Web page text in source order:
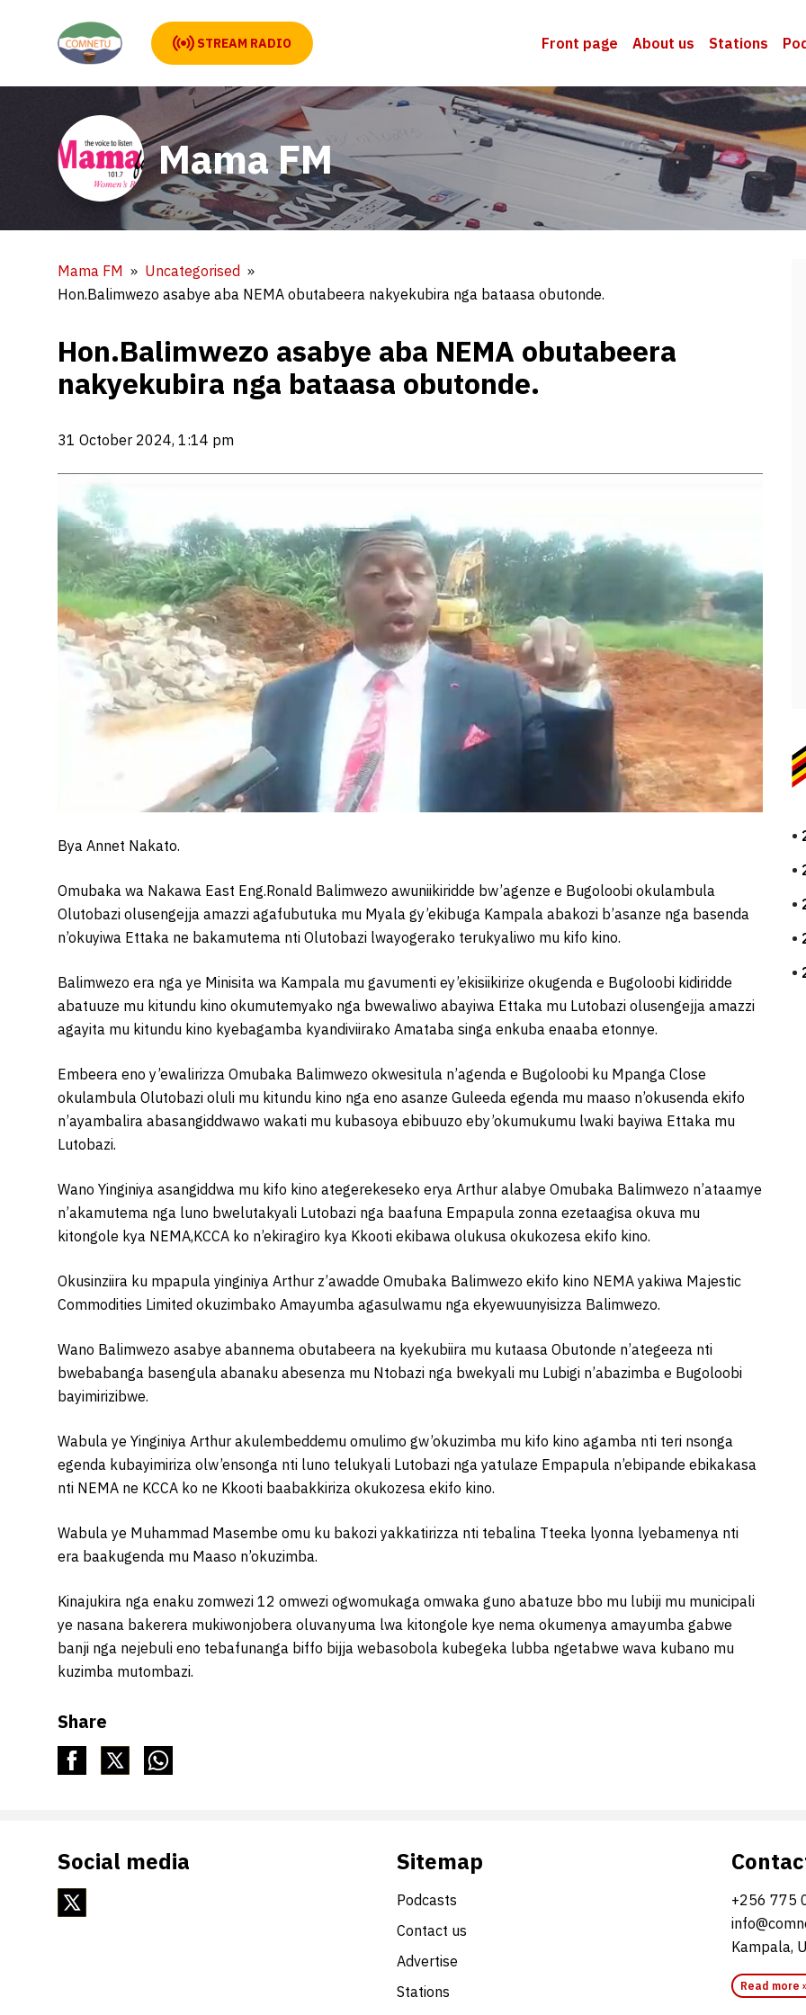
STREAM RADIO Front page About us Stations
Mama FM
Mama FM
Uncategorised
Hon.Balimwezo asabye aba NEMA obutabeera nakyekubira nga bataasa obutonde.
Hon.Balimwezo asabye aba NEMA obutabeera
nakyekubira nga bataasa obutonde.
31 October 2024, 1:14 pm
Bya Annet Nakato.
Omubaka wa Nakawa East Eng.Ronald Balimwezo awuniikiridde bw’agenze e Bugoloobi okulambula
Olutobazi olusengejja amazzi agafubutuka mu Myala gy’ekibuga Kampala abakozi b’asanze nga basenda
n’okuyiwa Ettaka ne bakamutema nti Olutobazi lwayogerako terukyaliwo mu kifo kino.
Balimwezo era nga ye Minisita wa Kampala mu gavumenti ey’ekisiikirize okugenda e Bugoloobi kidiridde
abatuuze mu kitundu kino okumutemyako nga bwewaliwo abayiwa Ettaka mu Lutobazi olusengejja amazzi
agayita mu kitundu kino kyebagamba kyandiviirako Amataba singa enkuba enaaba etonnye.
Embeera eno y’ewalirizza Omubaka Balimwezo okwesitula n’agenda e Bugoloobi ku Mpanga Close
okulambula Olutobazi oluli mu kitundu kino nga eno asanze Guleeda egenda mu maaso n’okusenda ekifo
n’ayambalira abasangiddwawo wakati mu kubasoya ebibuuzo eby’okumukumu lwaki bayiwa Ettaka mu
Lutobazi.
Wano Yinginiya asangiddwa mu kifo kino ategerekeseko erya Arthur alabye Omubaka Balimwezo n’ataamye
n’akamutema nga luno bwelutakyali Lutobazi nga baafuna Empapula zonna ezetaagisa okuva mu
kitongole kya NEMA,KCCA ko n’ekiragiro kya Kkooti ekibawa olukusa okukozesa ekifo kino.
Okusinziira ku mpapula yinginiya Arthur z’awadde Omubaka Balimwezo ekifo kino NEMA yakiwa Majestic
Commodities Limited okuzimbako Amayumba agasulwamu nga ekyewuunyisizza Balimwezo.
Wano Balimwezo asabye abannema obutabeera na kyekubiira mu kutaasa Obutonde n’ategeeza nti
bwebabanga basengula abanaku abesenza mu Ntobazi nga bwekyali mu Lubigi n’abazimba e Bugoloobi
bayimirizibwe.
Wabula ye Yinginiya Arthur akulembeddemu omulimo gw’okuzimba mu kifo kino agamba nti teri nsonga
egenda kubayimiriza olw’ensonga nti luno telukyali Lutobazi nga yatulaze Empapula n’ebipande ebikakasa
nti NEMA ne KCCA ko ne Kkooti baabakkiriza okukozesa ekifo kino.
Wabula ye Muhammad Masembe omu ku bakozi yakkatirizza nti tebalina Tteeka lyonna lyebamenya nti
era baakugenda mu Maaso n’okuzimba.
Kinajukira nga enaku zomwezi 12 omwezi ogwomukaga omwaka guno abatuze bbo mu lubiji mu municipali
ye nasana bakerera mukiwonjobera oluvanyuma lwa kitongole kye nema okumenya amayumba gabwe
banji nga nejebuli eno tebafunanga biffo bijja webasobola kubegeka lubba ngetabwe wava kubano mu
kuzimba mutombazi.
Share
Social media Sitemap
Podcasts
Contact us
Advertise
Stations
+256 775
Kampala,
Read more